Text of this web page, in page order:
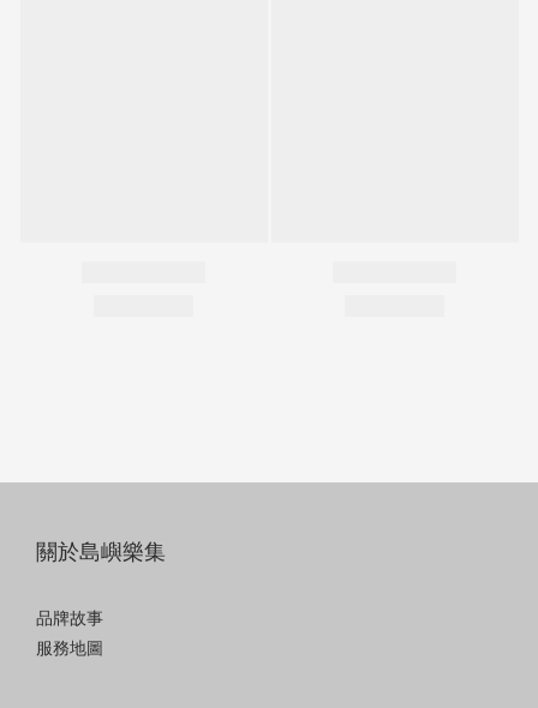
關於島嶼樂集
品牌故事
服務地圖